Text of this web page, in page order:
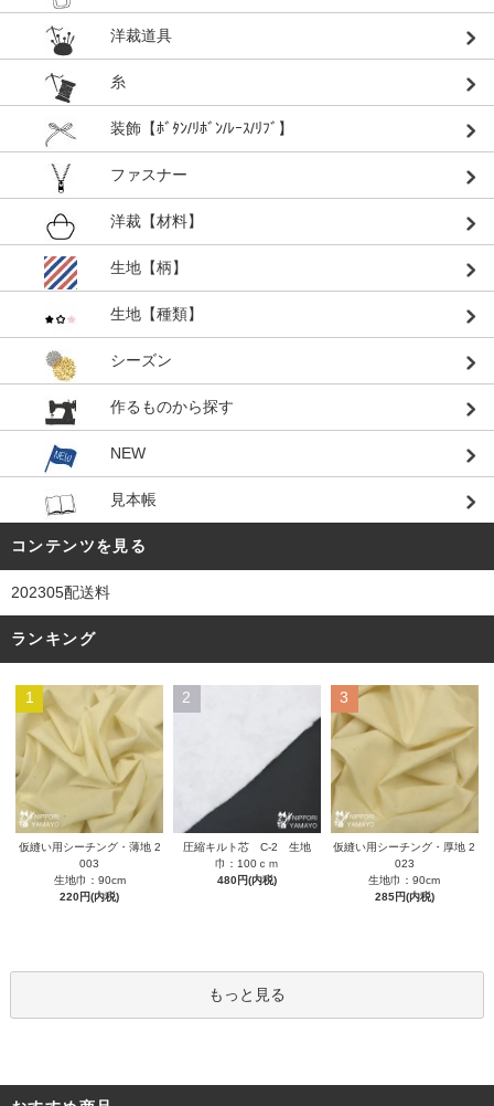
洋裁道具
糸
装飾【ﾎﾞﾀﾝ/ﾘﾎﾞﾝ/ﾚｰｽ/ﾘﾌﾞ】
ファスナー
洋裁【材料】
生地【柄】
生地【種類】
シーズン
作るものから探す
NEW
見本帳
コンテンツを見る
202305配送料
ランキング
1
仮縫い用シーチング・薄地 2
003
生地巾：90cm
220円(内税)
2
圧縮キルト芯 C-2 生地
巾：100ｃｍ
480円(内税)
3
仮縫い用シーチング・厚地 2
023
生地巾：90cm
285円(内税)
もっと見る